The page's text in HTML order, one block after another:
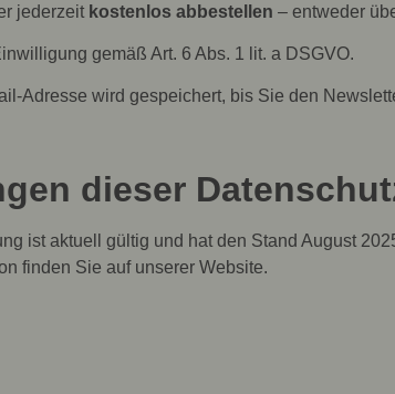
jederzeit kostenlos abbestellen – entweder
gemäß Art. 6 Abs. 1 lit. a DSGVO.
Adresse wird gespeichert, bis Sie den
dieser
ist aktuell gültig und hat den Stand August
finden Sie auf unserer Website.